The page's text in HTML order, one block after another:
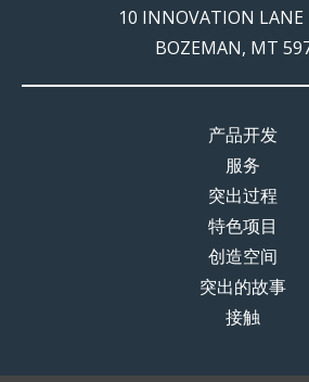
10 INNOVATION
BOZEMAN, MT
产品开发
服务
突出过程
特色项目
创造空间
突出的故事
接触